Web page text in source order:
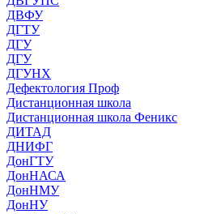
ДВФУ
ДГТУ
ДГУ
ДГУ
ДГУНХ
Дефектология Проф
Дистанционная школа
Дистанционная школа Феникс
ДИТАД
ДНИФГ
ДонГТУ
ДонНАСА
ДонНМУ
ДонНУ